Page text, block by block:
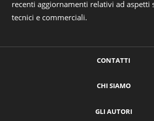
recenti aggiornamenti relativi ad aspetti
tecnici e commerciali.
CONTATTI
CHI SIAMO
GLI AUTORI